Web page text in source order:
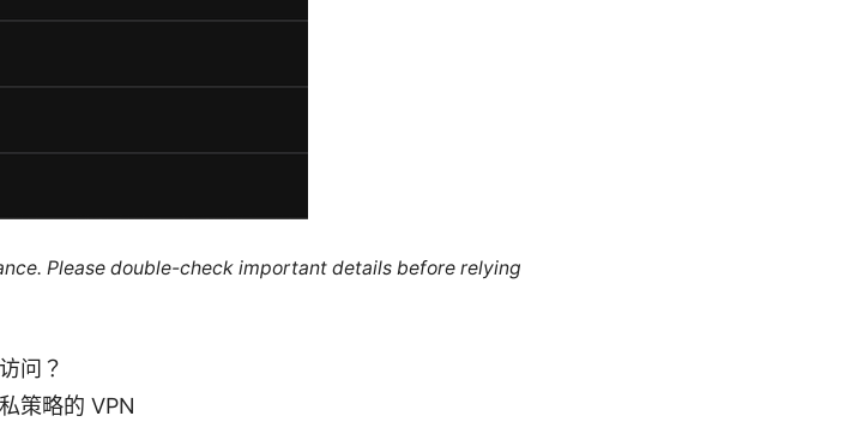
Please double-check important details before relying
问？
策略的 VPN